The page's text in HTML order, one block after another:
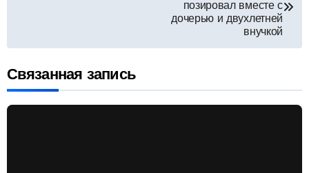
позировал вместе с
дочерью и двухлетней
внучкой
Связанная запись